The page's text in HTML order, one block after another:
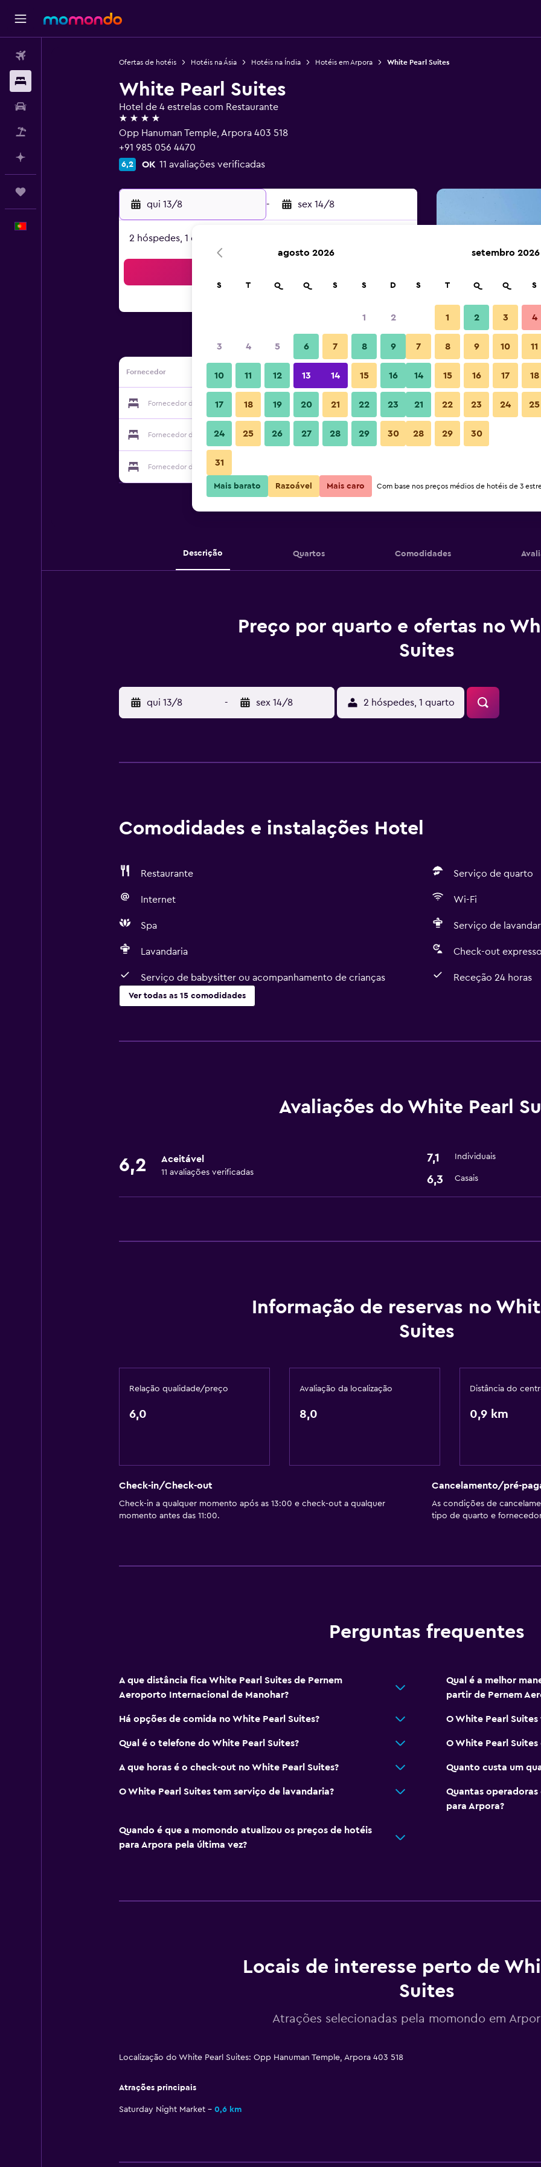
Ofertas de hotéis Hotéis na Ásia Hotéis na Índia Hotéis em Arpora White Pearl Suites
White Pearl Suites
Hotel de 4 estrelas com Restaurante
4 estrelas
Opp Hanuman Temple, Arpora 403 518
+91 985 056 4470
6,2 OK 11 avaliações verificadas
qui 13/8 - sex 14/8
2 hóspedes, 1 quarto
Fornecedor
Fornecedor do White Pearl Suites Ver preços
Fornecedor do White Pearl Suites Ver preços
Fornecedor do White Pearl Suites
Piscina
Fotos
Descrição Quartos Comodidades
Preço por quarto e ofertas no
Suites
qui 13/8 - sex 14/8 2 hóspedes, 1 quarto
Comodidades e instalações Hotel
Restaurante Serviço de quarto
Internet Wi-Fi
Spa Serviço de
Lavandaria Check-out
Serviço de babysitter ou acompanhamento de crianças Receção 24 horas
Ver todas as 15 comodidades
Serviço de quarto
Internet
Lavandaria
Serviço de lavandaria
Área para fumadores
Avaliações do White Pearl
6,2 Aceitável
11 avaliações verificadas
7,1 Individuais
6,3 Casais
Informação de reservas no
Suites
Relação qualidade/preço
6,0
Avaliação da localização
8,0
Distância do
0,9 km
Check-in/Check-out
Check-in a qualquer momento após as 13:00 e check-out a qualquer
momento antes das 11:00.
Cancelamento/pré-
As condições de
tipo de quarto e
Perguntas frequentes
A que distância fica White Pearl Suites de Pernem
Aeroporto Internacional de Manohar?
Qual é a melhor
partir de Pernem
Há opções de comida no White Pearl Suites? O White Pearl Suites
Qual é o telefone do White Pearl Suites? O White Pearl
A que horas é o check-out no White Pearl Suites? Quanto custa um
O White Pearl Suites tem serviço de lavandaria?
Quantas
para Arpora?
Quando é que a momondo atualizou os preços de hotéis
para Arpora pela última vez?
Locais de interesse perto de
Suites
Atrações selecionadas pela momondo em
Localização do White Pearl Suites: Opp Hanuman Temple, Arpora 403 518
Atrações principais
Saturday Night Market 0,6 km
agosto 2026
S T Q Q S S D
1 2
3 4 5 6 7 8 9
10 11 12 13 14 15 16
17 18 19 20 21 22 23
24 25 26 27 28 29 30
31
setembro 2026
S T Q Q S
1 2 3 4
7 8 9 10 11
14 15 16 17 18
21 22 23 24 25
28 29 30
Mais barato Razoável Mais caro Com base nos preços médios de hotéis de 3